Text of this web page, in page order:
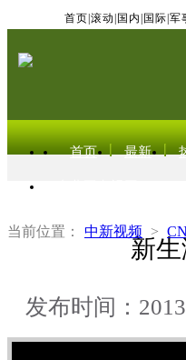
首页 滚动 国内 国际 军
首页 最新
当前位置： 中新视频 >
新
发布时间：